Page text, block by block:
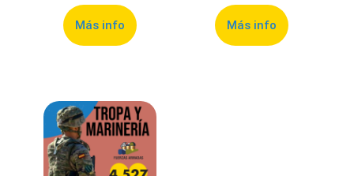
Más info Más info